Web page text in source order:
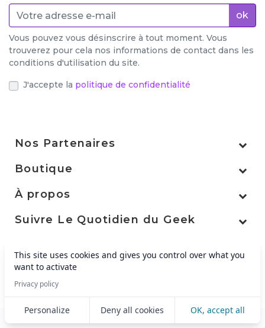
ok
Vous pouvez vous désinscrire à tout moment. Vous
trouverez pour cela nos informations de contact dans les
conditions d'utilisation du site.
J'accepte la politique de confidentialité
Nos Partenaires
Boutique
À propos
Suivre Le Quotidien du Geek
© 2026 - Créé par
0661598311
This site uses cookies and gives you control over what you
want to activate
OK, accept all
Deny all cookies
Personalize
Privacy policy